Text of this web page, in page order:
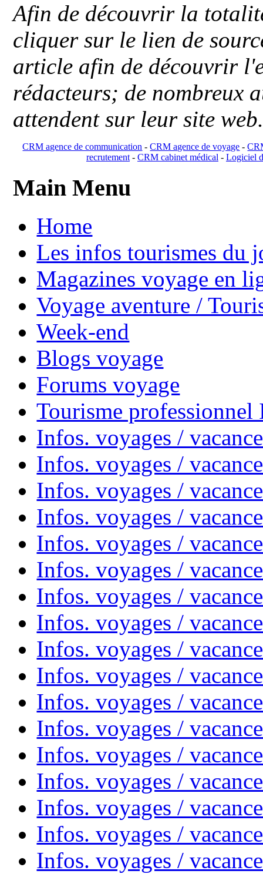
Afin de découvrir la
cliquer sur le lien de
article afin de découvrir
rédacteurs; de nombreux
attendent sur leur site
CRM agence de communication -CRM agence de voyage -
recrutement- CRM cabinet médical- Logiciel
Main Menu
Home
Les infos tourismes du
Magazines voyage en
Voyage aventure /
Week-end
Blogs voyage
Forums voyage
Tourisme
Infos. voyages /
Infos. voyages /
Infos. voyages /
Infos. voyages /
Infos. voyages /
Infos. voyages /
Infos. voyages /
Infos. voyages /
Infos. voyages /
Infos. voyages /
Infos. voyages /
Infos. voyages /
Infos. voyages /
Infos. voyages /
Infos. voyages /
Infos. voyages /
Infos. voyages /